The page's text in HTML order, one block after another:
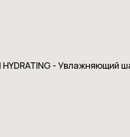
HYDRATING - Увлажняющий